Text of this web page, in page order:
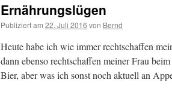
Ernährungslügen
Publiziert am 22. Juli 2016 von Bernd
Heute habe ich wie immer rechtschaffen
dann ebenso rechtschaffen meiner Frau
Bier, aber was ich sonst noch aktuell an